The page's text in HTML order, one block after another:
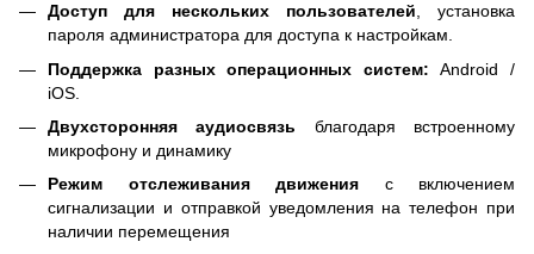
Доступ для нескольких пользователей, установка
пароля администратора для доступа к настройкам.
Поддержка разных операционных систем: Android /
iOS.
Двухсторонняя аудиосвязь благодаря встроенному
микрофону и динамику
Режим отслеживания движения с включением
сигнализации и отправкой уведомления на телефон при
наличии перемещения